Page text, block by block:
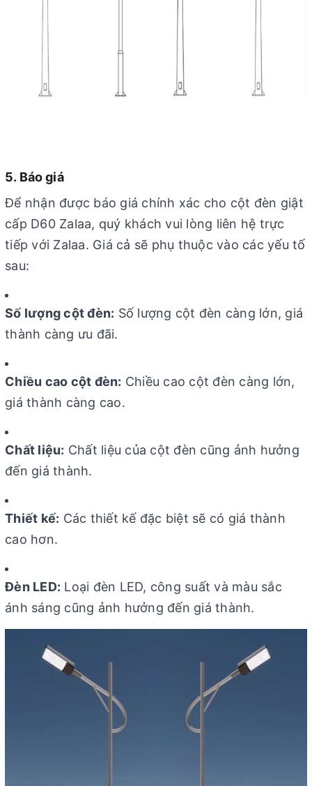
5. Báo giá
Để nhận được báo giá chính xác cho cột đèn giật
cấp D60 Zalaa, quý khách vui lòng liên hệ trực
tiếp với Zalaa. Giá cả sẽ phụ thuộc vào các yếu tố
sau:
Số lượng cột đèn: Số lượng cột đèn càng lớn, giá
thành càng ưu đãi.
Chiều cao cột đèn: Chiều cao cột đèn càng lớn,
giá thành càng cao.
Chất liệu: Chất liệu của cột đèn cũng ảnh hưởng
đến giá thành.
Thiết kế: Các thiết kế đặc biệt sẽ có giá thành
cao hơn.
Đèn LED: Loại đèn LED, công suất và màu sắc
ánh sáng cũng ảnh hưởng đến giá thành.